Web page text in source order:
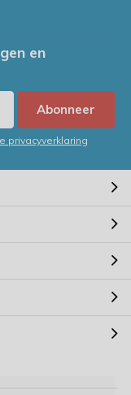
en
Abonneer
privacyverklaring